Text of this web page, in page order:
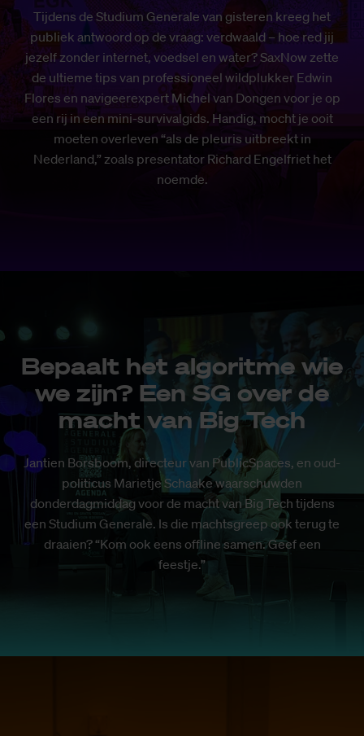
Tijdens de Studium Generale van gisteren kreeg het
publiek antwoord op de vraag: verdwaald – hoe red jij
jezelf zonder internet, voedsel en water? SaxNow zette
de ultieme tips van professioneel wildplukker Edwin
Flores en navigeerexpert Michel van Dongen voor je op
een rij in een mini-survivalgids. Handig, mocht je ooit
moeten overleven “als de pleuris uitbreekt in
Nederland,” zoals presentator Richard Engelfriet het
noemde.
Bepaalt het algoritme wie
we zijn? Een SG over de
macht van Big Tech
Jantien Borsboom, directeur van PublicSpaces, en oud-
politicus Marietje Schaake waarschuwden
donderdagmiddag voor de macht van Big Tech tijdens
een Studium Generale. Is die machtsgreep ook terug te
draaien? “Kom ook eens offline samen. Geef een
feestje.”